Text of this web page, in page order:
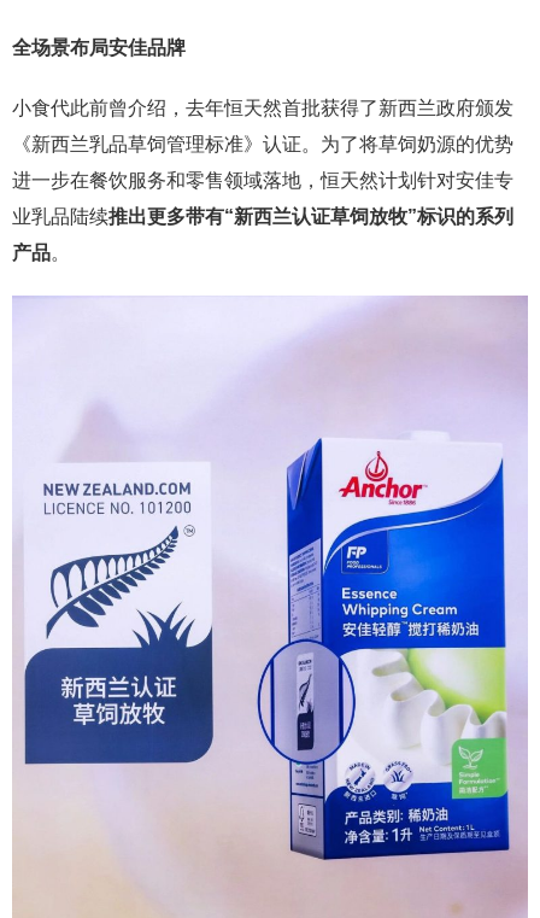
全场景布局安佳品牌
小食代此前曾介绍，去年恒天然首批获得了新西兰政府颁发
《新西兰乳品草饲管理标准》认证。为了将草饲奶源的优势
进一步在餐饮服务和零售领域落地，恒天然计划针对安佳专
业乳品陆续推出更多带有“新西兰认证草饲放牧”标识的系列
产品。